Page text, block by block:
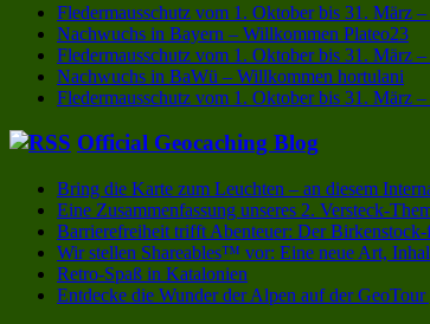
Fledermausschutz vom 1. Oktober bis 31. März
Nachwuchs in Bayern – Willkommen Plateo23
Fledermausschutz vom 1. Oktober bis 31. März
Nachwuchs in BaWü – Willkommen hortulani
Fledermausschutz vom 1. Oktober bis 31. März
Official Geocaching Blog
Bring die Karte zum Leuchten – an diesem
Eine Zusammenfassung unseres 2. Versteck-
Barrierefreiheit trifft Abenteuer: Der
Wir stellen Shareables™ vor: Eine neue Art,
Retro-Spaß in Katalonien
Entdecke die Wunder der Alpen auf der